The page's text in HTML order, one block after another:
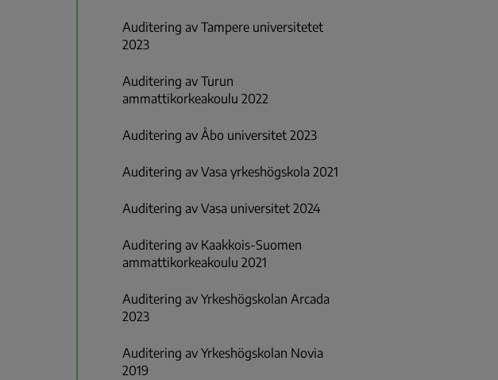
Auditering av Tampere universitetet
2023
Auditering av Turun
ammattikorkeakoulu 2022
Auditering av Åbo universitet 2023
Auditering av Vasa yrkeshögskola 2021
Auditering av Vasa universitet 2024
Auditering av Kaakkois-Suomen
ammattikorkeakoulu 2021
Auditering av Yrkeshögskolan Arcada
2023
Auditering av Yrkeshögskolan Novia
2019